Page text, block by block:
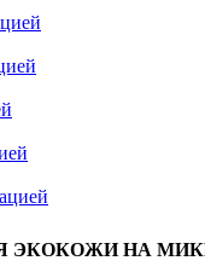
ЭКОКОЖИ НА